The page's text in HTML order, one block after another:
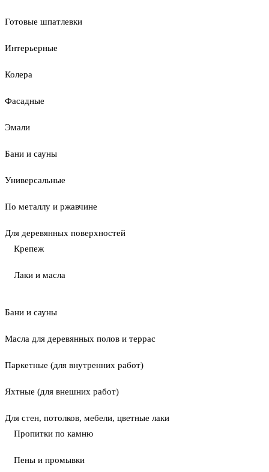
Готовые шпатлевки
Интерьерные
Колера
Фасадные
Эмали
Бани и сауны
Универсальные
По металлу и ржавчине
Для деревянных поверхностей
Крепеж
Лаки и масла
Бани и сауны
Масла для деревянных полов и террас
Паркетные (для внутренних работ)
Яхтные (для внешних работ)
Для стен, потолков, мебели, цветные лаки
Пропитки по камню
Пены и промывки